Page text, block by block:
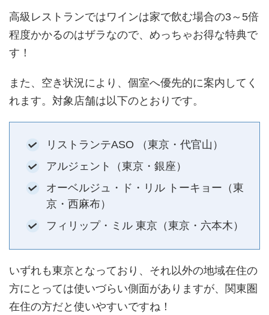
高級レストランではワインは家で飲む場合の3～5倍
程度かかるのはザラなので、めっちゃお得な特典で
す！
また、空き状況により、個室へ優先的に案内してく
れます。対象店舗は以下のとおりです。
リストランテASO （東京・代官山）
アルジェント（東京・銀座）
オーベルジュ・ド・リル トーキョー（東
京・西麻布）
フィリップ・ミル 東京（東京・六本木）
いずれも東京となっており、それ以外の地域在住の
方にとっては使いづらい側面がありますが、関東圏
在住の方だと使いやすいですね！